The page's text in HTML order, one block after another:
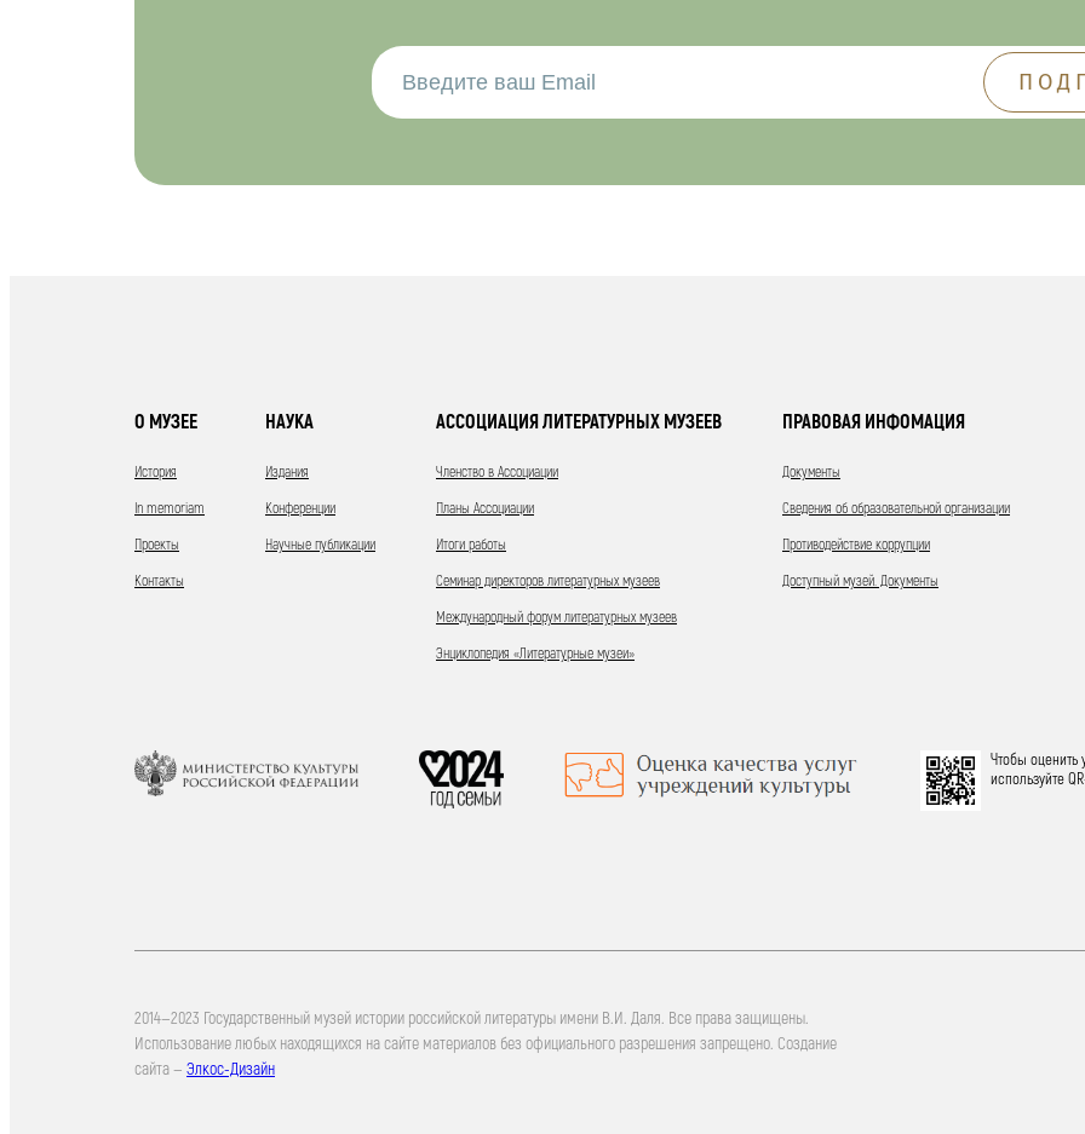
О МУЗЕЕ
История
In memoriam
Проекты
Контакты
НАУКА
Издания
Конференции
Научные публикации
АССОЦИАЦИЯ ЛИТЕРАТУРНЫХ МУЗЕЕВ
Членство в Ассоциации
Планы Ассоциации
Итоги работы
Семинар директоров литературных музеев
Международный форум литературных музеев
Энциклопедия «Литературные музеи»
ПРАВОВАЯ ИНФОМАЦИЯ
Документы
Сведения об образовательной организации
Противодействие коррупции
Доступный музей. Документы
Чтобы оценить
используйте
2014—2023 Государственный музей истории российской литературы имени В.И. Даля. Все права защищены.
Использование любых находящихся на сайте материалов без официального разрешения запрещено. Создание
сайта — Элкос-Дизайн